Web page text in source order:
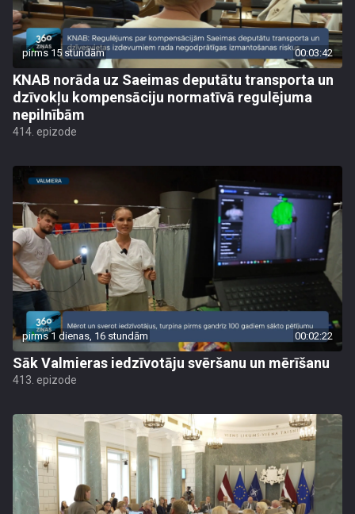
pirms 15 stundām 00:03:42
KNAB norāda uz Saeimas deputātu transporta un
dzīvokļu kompensāciju normatīvā regulējuma
nepilnībām
414. epizode
pirms 1 dienas, 16 stundām 00:02:22
Sāk Valmieras iedzīvotāju svēršanu un mērīšanu
413. epizode